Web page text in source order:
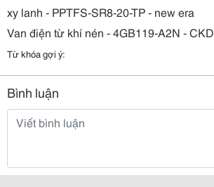
xy lanh - PPTFS-SR8-20-TP - new era
Van điện từ khí nén - 4GB119-A2N - CKD
Từ khóa gợi ý:
Bình luận